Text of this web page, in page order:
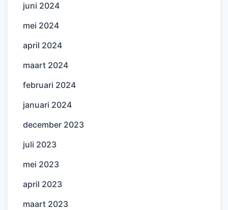
juni 2024
mei 2024
april 2024
maart 2024
februari 2024
januari 2024
december 2023
juli 2023
mei 2023
april 2023
maart 2023